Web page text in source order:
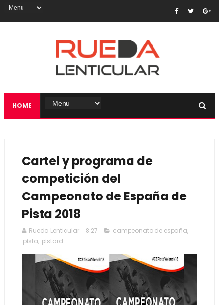
HOME
Cartel y programa de
competición del
Campeonato de España de
Pista 2018
Rueda Lenticular 8:27 campeonato de españa,
pista, pistard